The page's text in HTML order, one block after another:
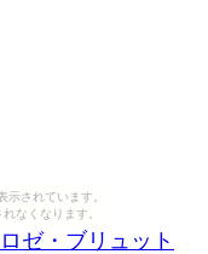
示されています。
なくなります。